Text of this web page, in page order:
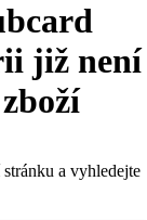
již není
a vyhledejte